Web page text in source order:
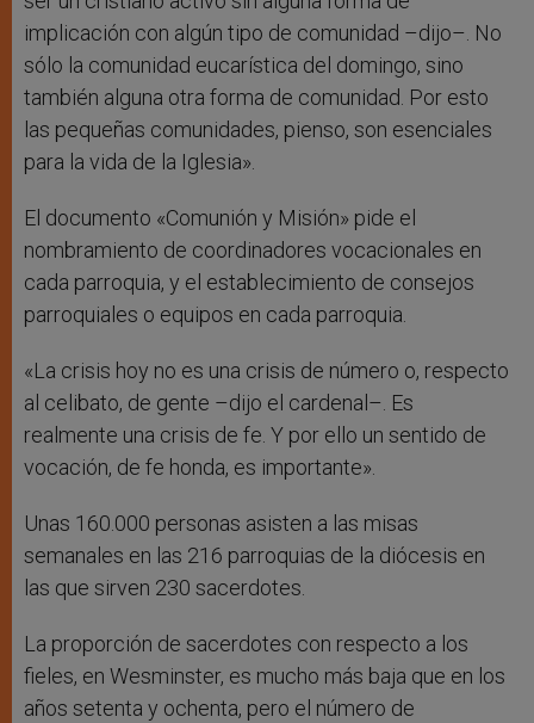
implicación con algún tipo de comunidad –dijo–. No
sólo la comunidad eucarística del domingo, sino
también alguna otra forma de comunidad. Por esto
las pequeñas comunidades, pienso, son esenciales
para la vida de la Iglesia».
El documento «Comunión y Misión» pide el
nombramiento de coordinadores vocacionales en
cada parroquia, y el establecimiento de consejos
parroquiales o equipos en cada parroquia.
«La crisis hoy no es una crisis de número o, respecto
al celibato, de gente –dijo el cardenal–. Es
realmente una crisis de fe. Y por ello un sentido de
vocación, de fe honda, es importante».
Unas 160.000 personas asisten a las misas
semanales en las 216 parroquias de la diócesis en
las que sirven 230 sacerdotes.
La proporción de sacerdotes con respecto a los
fieles, en Wesminster, es mucho más baja que en los
años setenta y ochenta, pero el número de